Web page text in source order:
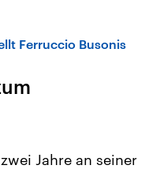
Ferruccio Busonis
Jahre an seiner